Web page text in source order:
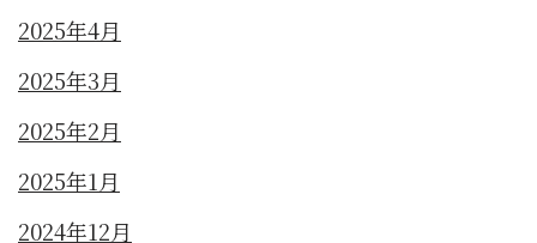
2025年4月
2025年3月
2025年2月
2025年1月
2024年12月